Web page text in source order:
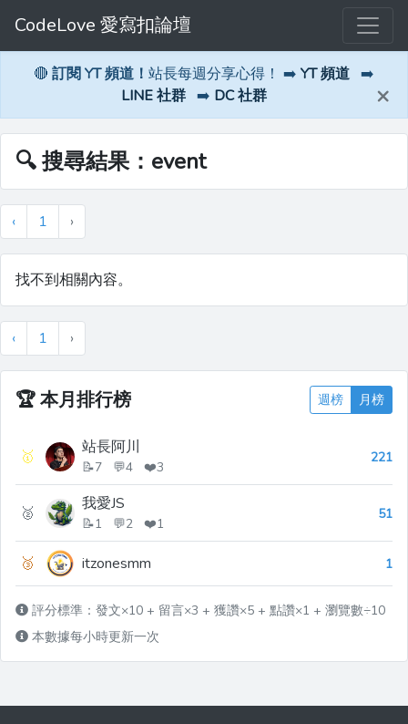
CodeLove 愛寫扣論壇
🔴 訂閱 YT 頻道！ 站長每週分享心得！ ➡️ YT 頻道 ➡️
LINE 社群 ➡️ DC 社群 ×
🔍 搜尋結果：event
‹ 1 ›
找不到相關內容。
‹ 1 ›
🏆本月排行榜 週榜 月榜
🥇 站長阿川
📝7 💬4 ❤️3
221
🥈 我愛JS
📝1 💬2 ❤️1
51
🥉 itzonesmm 1
評分標準：發文×10 + 留言×3 + 獲讚×5 + 點讚×1 + 瀏覽數÷10
本數據每小時更新一次